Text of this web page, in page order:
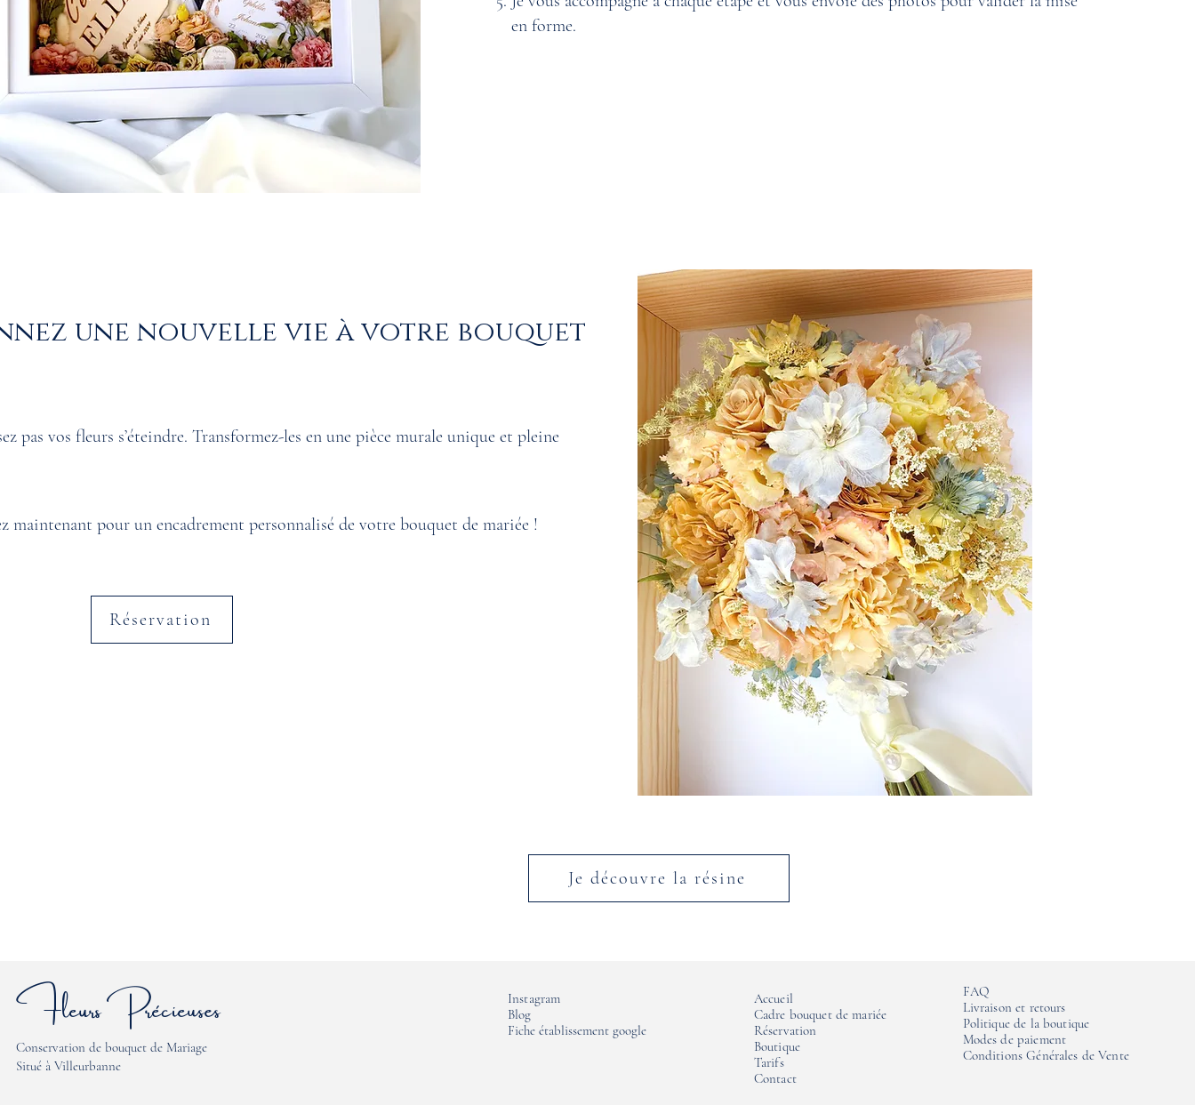
en forme.
une nouvelle vie à votre bouquet
pas vos fleurs s’éteindre. Transformez-les en une pièce murale unique et pleine
maintenant pour un encadrement personnalisé de votre bouquet de mariée !
Réservation
Je découvre la résine
Instagram
Blog
Fiche établissement google
Accueil
Cadre bouquet de mariée
Réservation
Boutique
Tarifs
Contact
FAQ
Livraison et retours
Politique de la boutique
Modes de paiement
Conditions Générales de Vente
Conservation de bouquet de Mariage
Situé à Villeurbanne
Fleurs Précieuses